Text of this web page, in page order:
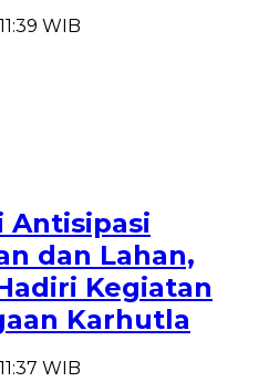
WIB
Antisipasi
dan Lahan,
Kegiatan
Karhutla
WIB